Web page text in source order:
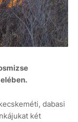
dabasi
két